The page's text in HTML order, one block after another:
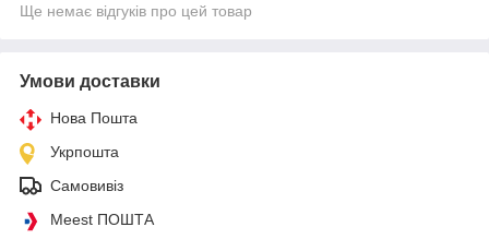
Ще немає відгуків про цей товар
Умови доставки
Нова Пошта
Укрпошта
Самовивіз
Meest ПОШТА